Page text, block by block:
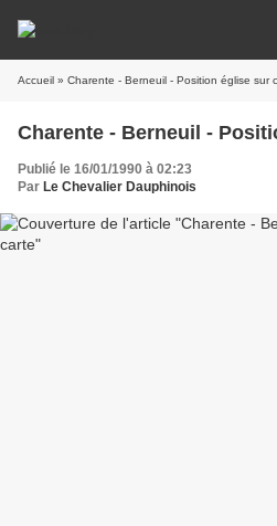
Accueil » Charente - Berneuil - Position église sur
Charente - Berneuil -
Publié le 16/01/1990 à 02:23
Par Le Chevalier Dauphinois